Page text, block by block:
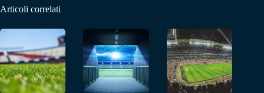
Articoli correlati